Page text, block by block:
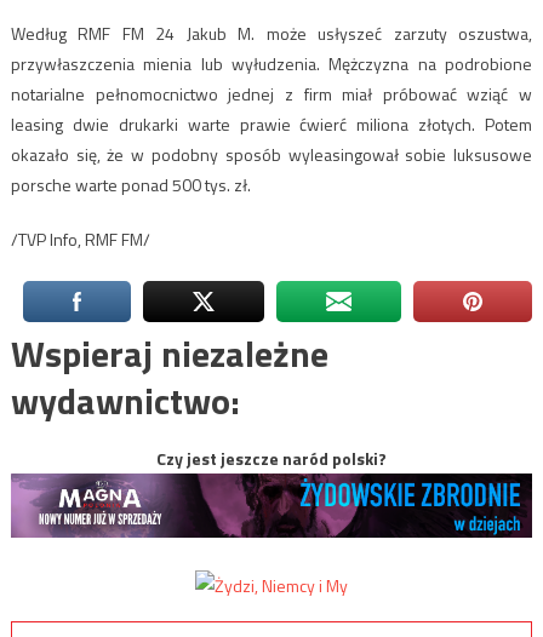
Według RMF FM 24 Jakub M. może usłyszeć zarzuty oszustwa,
przywłaszczenia mienia lub wyłudzenia. Mężczyzna na podrobione
notarialne pełnomocnictwo jednej z firm miał próbować wziąć w
leasing dwie drukarki warte prawie ćwierć miliona złotych. Potem
okazało się, że w podobny sposób wyleasingował sobie luksusowe
porsche warte ponad 500 tys. zł.
/TVP Info, RMF FM/
Wspieraj niezależne
wydawnictwo:
Czy jest jeszcze naród polski?